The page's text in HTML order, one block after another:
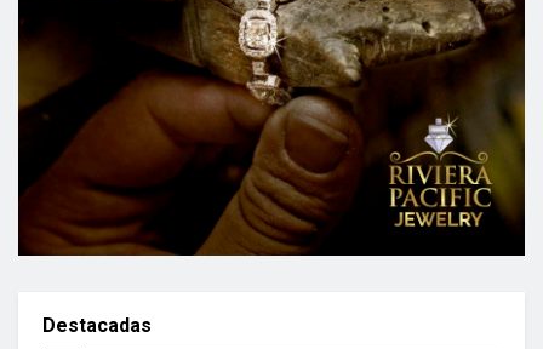
Destacadas